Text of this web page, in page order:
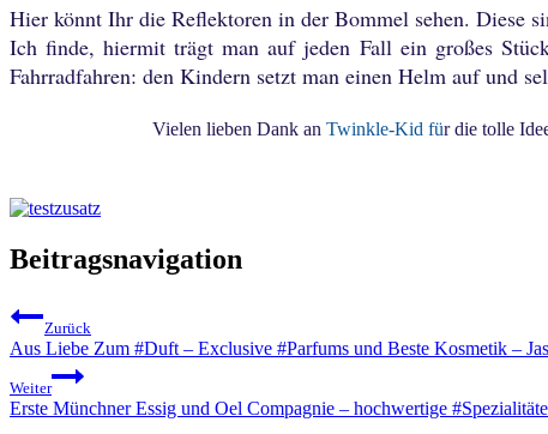
Hier könnt Ihr die Reflektoren in der Bommel sehen. Diese
Ich finde, hiermit trägt man auf jeden Fall ein großes
Fahrradfahren: den Kindern setzt man einen Helm auf und
Vielen lieben Dank an Twinkle-Kid für die tolle
Beitragsnavigation
Zurück
Aus Liebe Zum #Duft – Exclusive #Parfums und Beste Kosmetik –
Weiter
Erste Münchner Essig und Oel Compagnie – hochwertige